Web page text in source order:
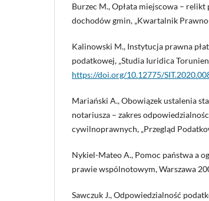
Burzec M., Opłata miejscowa – relikt
dochodów gmin, „Kwartalnik
Kalinowski M., Instytucja prawna
podatkowej, „Studia Iuridica
https://doi.org/10.12775/
Mariański A., Obowiązek ustalenia
notariusza – zakres
cywilnoprawnych, „Przegląd
Nykiel-Mateo A., Pomoc państwa a
prawie wspólnotowym, Warszawa
Sawczuk J., Odpowiedzialność